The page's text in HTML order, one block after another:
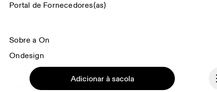
Adicionar à sacola
Portal de Fornecedores(as)
Sobre a On
Ondesign
Carreiras
Investidores(as)